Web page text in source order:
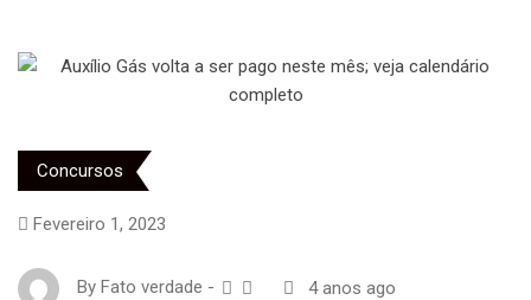
Concursos
Fevereiro 1, 2023
By Fato verdade - 4 anos ago